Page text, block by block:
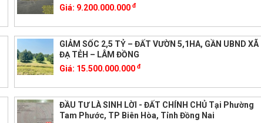
Giá: 9.200.000.000đ
GIẢM SỐC 2,5 TỶ – ĐẤT VƯỜN 5,1HA, GẦN UBND XÃ
ĐẠ TẺH – LÂM ĐỒNG
Giá: 15.500.000.000đ
ĐẦU TƯ LÀ SINH LỜI - ĐẤT CHÍNH CHỦ Tại Phường
Tam Phước, TP Biên Hòa, Tỉnh Đồng Nai